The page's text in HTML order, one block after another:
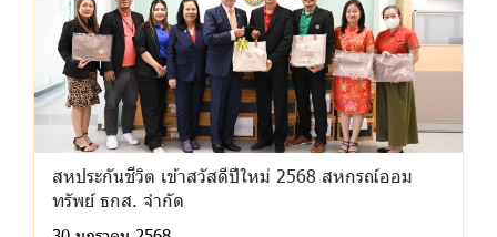
สหประกันชีวิต เข้าสวัสดีปีใหม่ 2568 สหกรณ์ออม
ทรัพย์ ธกส. จำกัด